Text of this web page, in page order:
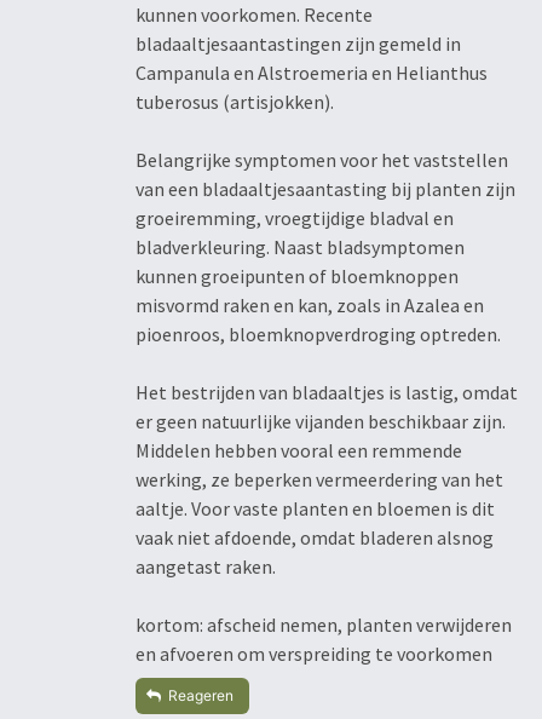
kunnen voorkomen. Recente
bladaaltjesaantastingen zijn gemeld in
Campanula en Alstroemeria en Helianthus
tuberosus (artisjokken).
Belangrijke symptomen voor het vaststellen
van een bladaaltjesaantasting bij planten zijn
groeiremming, vroegtijdige bladval en
bladverkleuring. Naast bladsymptomen
kunnen groeipunten of bloemknoppen
misvormd raken en kan, zoals in Azalea en
pioenroos, bloemknopverdroging optreden.
Het bestrijden van bladaaltjes is lastig, omdat
er geen natuurlijke vijanden beschikbaar zijn.
Middelen hebben vooral een remmende
werking, ze beperken vermeerdering van het
aaltje. Voor vaste planten en bloemen is dit
vaak niet afdoende, omdat bladeren alsnog
aangetast raken.
kortom: afscheid nemen, planten verwijderen
en afvoeren om verspreiding te voorkomen
Reageren